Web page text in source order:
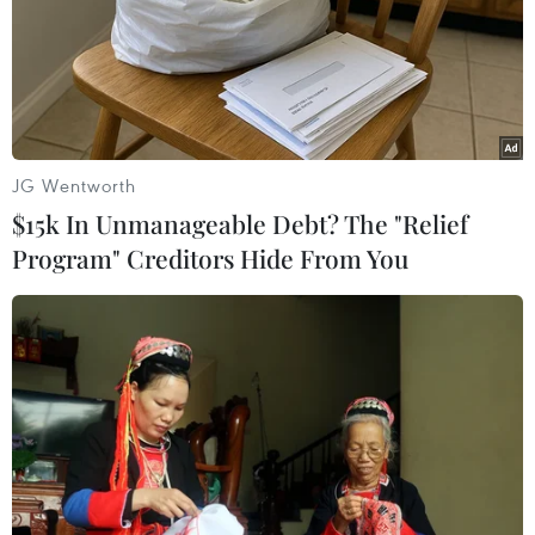
Cider cake. (Nguồn: mommyshomecooking.com)
Điều đó có thể giúp giải thích cho sự hồi sinh
liên tục của rượu táo như một loại rượu thủ
công và lý do tại sao một lần nữa nó lại tìm đến
các blog nấu ăn và các chương trình nấu ăn.
Thời kỳ đó cũng là lúc loại rượu mạnh châu Âu
dùng làm bánh có giá rất cao, nên người nông
dân Mỹ dần dần thay thế bằng rượu táo trong
các công thức bánh của mình.
JG Wentworth
$15k In Unmanageable Debt? The "Relief
Program" Creditors Hide From You